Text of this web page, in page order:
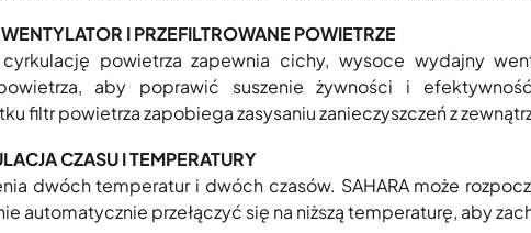
I PRZEFILTROWANE POWIETRZE
cyrkulację powietrza zapewnia cichy, wysoce wydajny
aby poprawić suszenie żywności i
filtr powietrza zapobiega zasysaniu zanieczyszczeń z
CZASU I TEMPERATURY
dwóch temperatur i dwóch czasów. SAHARA może
automatycznie przełączyć się na niższą temperaturę, aby